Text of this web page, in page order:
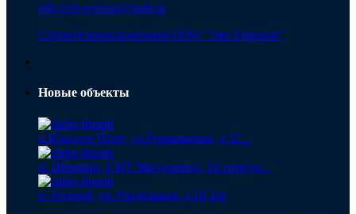
info.eco-evrazia@mail.ru
Строительная компания ООО "Эко Евразия"
Новые объекты
п.Красное Поле, ул.Ромашковая, д.52...
п. Шершни, СНТ Мичуринец, 1й переул...
п. Родной, ул. Раздольная, д.10 2эт